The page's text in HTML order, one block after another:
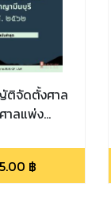
ติจัดตั้งศาล
าลแพ่ง
พ่งมีนบุรี
ชัน ศาล
และศาล
฿